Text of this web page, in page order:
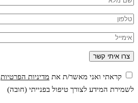
קראתי ואני מאשר/ת את מדיניות הפרטיות
לשמירת המידע לצורך טיפול בפנייתי (חובה)